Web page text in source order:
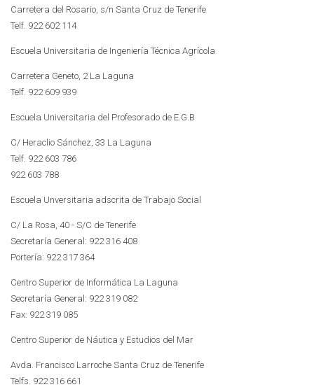
Carretera del Rosario, s/n Santa Cruz de Tenerife
Telf. 922 602 114
Escuela Universitaria de Ingeniería Técnica Agrícola
Carretera Geneto, 2 La Laguna
Telf. 922 609 939
Escuela Universitaria del Profesorado de E.G.B
C/ Heraclio Sánchez, 33 La Laguna
Telf. 922 603 786
922 603 788
Escuela Unversitaria adscrita de Trabajo Social
C/ La Rosa, 40 - S/C de Tenerife
Secretaría General: 922 316 408
Portería: 922 317 364
Centro Superior de Informática La Laguna
Secretaría General: 922 319 082
Fax: 922 319 085
Centro Superior de Náutica y Estudios del Mar
Avda. Francisco Larroche Santa Cruz de Tenerife
Telfs. 922 316 661